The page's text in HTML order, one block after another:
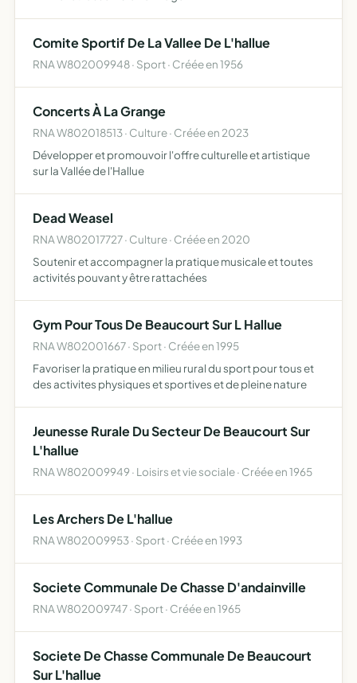
Comite Sportif De La Vallee De L'hallue
RNA W802009948 · Sport · Créée en 1956
Concerts À La Grange
RNA W802018513 · Culture · Créée en 2023
Développer et promouvoir l'offre culturelle et artistique
sur la Vallée de l'Hallue
Dead Weasel
RNA W802017727 · Culture · Créée en 2020
Soutenir et accompagner la pratique musicale et toutes
activités pouvant y être rattachées
Gym Pour Tous De Beaucourt Sur L Hallue
RNA W802001667 · Sport · Créée en 1995
Favoriser la pratique en milieu rural du sport pour tous et
des activites physiques et sportives et de pleine nature
Jeunesse Rurale Du Secteur De Beaucourt Sur
L'hallue
RNA W802009949 · Loisirs et vie sociale · Créée en 1965
Les Archers De L'hallue
RNA W802009953 · Sport · Créée en 1993
Societe Communale De Chasse D'andainville
RNA W802009747 · Sport · Créée en 1965
Societe De Chasse Communale De Beaucourt
Sur L'hallue